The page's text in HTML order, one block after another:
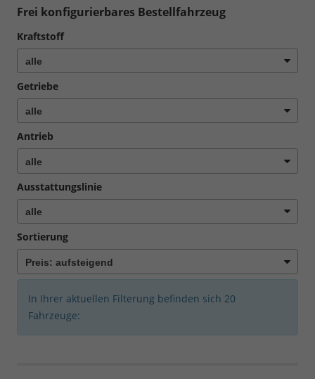
Frei konfigurierbares Bestellfahrzeug
Kraftstoff
Getriebe
Antrieb
Ausstattungslinie
Sortierung
In Ihrer aktuellen Filterung befinden sich 20
Fahrzeuge: